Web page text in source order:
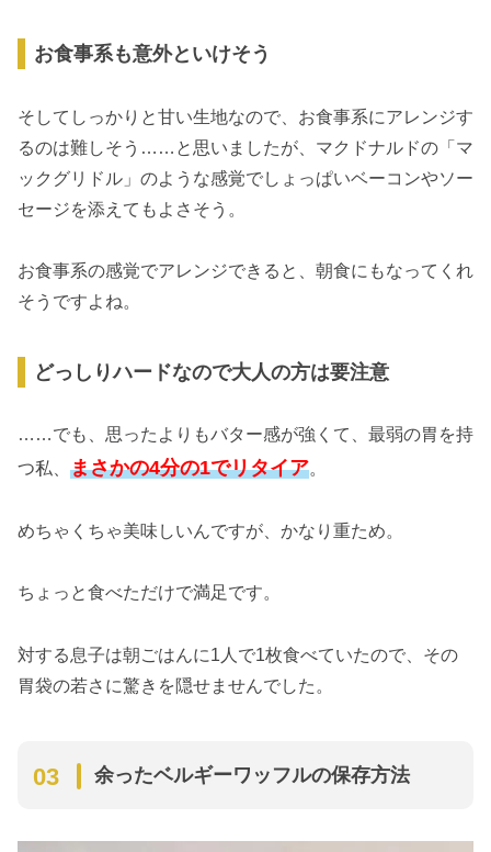
お食事系も意外といけそう
そしてしっかりと甘い生地なので、お食事系にアレンジす
るのは難しそう……と思いましたが、マクドナルドの「マ
ックグリドル」のような感覚でしょっぱいベーコンやソー
セージを添えてもよさそう。
お食事系の感覚でアレンジできると、朝食にもなってくれ
そうですよね。
どっしりハードなので大人の方は要注意
……でも、思ったよりもバター感が強くて、最弱の胃を持
つ私、 まさかの4分の1でリタイア。
めちゃくちゃ美味しいんですが、かなり重ため。
ちょっと食べただけで満足です。
対する息子は朝ごはんに1人で1枚食べていたので、その
胃袋の若さに驚きを隠せませんでした。
余ったベルギーワッフルの保存方法